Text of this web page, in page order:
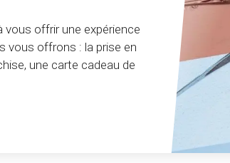
vous offrir une expérience
vous offrons : la prise en
une carte cadeau de